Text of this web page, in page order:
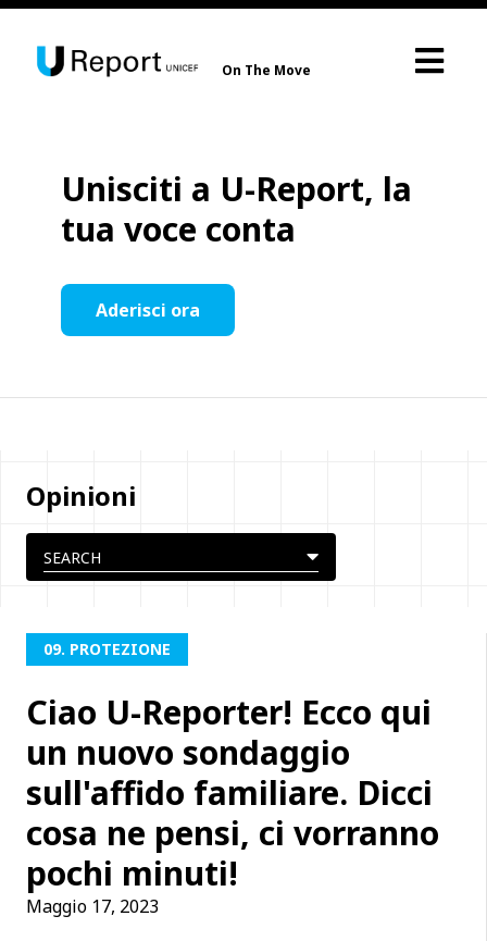
On The Move
Unisciti a U-Report, la
tua voce conta
Aderisci ora
Opinioni
09. PROTEZIONE
Ciao U-Reporter! Ecco qui
un nuovo sondaggio
sull'affido familiare. Dicci
cosa ne pensi, ci vorranno
pochi minuti!
Maggio 17, 2023